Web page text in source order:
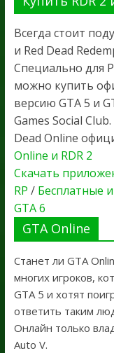
Всегда стоит
и Red Dead
Специально для
можно купить
версию GTA 5 и
Games Social
Dead Online
Online и RDR 2
Скачать
RP / Бесплатные
GTA 6
GTA Online
Станет ли GTA
многих игроков,
GTA 5 и хотят
ответить таким
Онлайн только
Auto V.